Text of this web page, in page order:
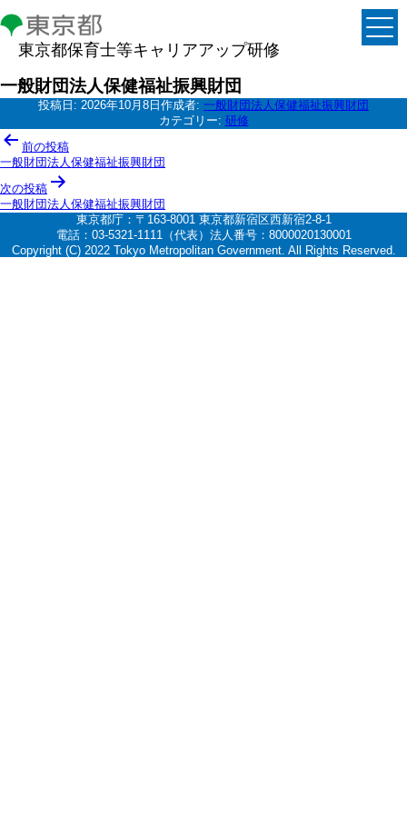
東京都保育士等キャリアアップ研修
一般財団法人保健福祉振興財団
投稿日: 2026年10月8日 作成者: 一般財団法人保健福祉振興財団
カテゴリー: 研修
投
稿
ナ
ビ
ー
前の投稿
一般財団法人保健福祉振興財団
次の投稿
一般財団法人保健福祉振興財団
東京都庁：〒163-8001 東京都新宿区西新宿2-8-1
電話：03-5321-1111（代表）法人番号：8000020130001
Copyright (C) 2022 Tokyo Metropolitan Government. All Rights Reserved.